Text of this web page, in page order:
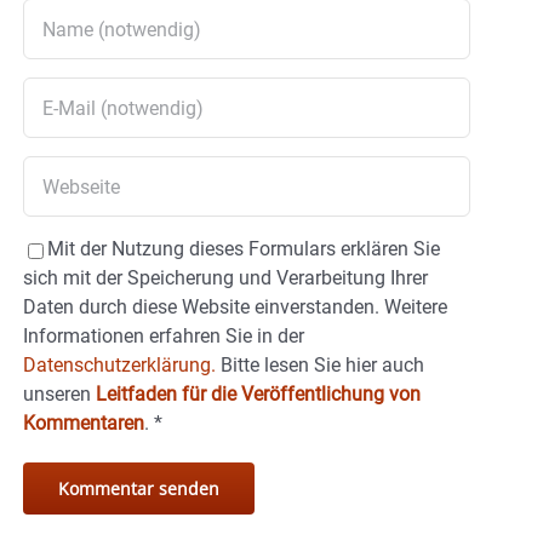
Mit der Nutzung dieses Formulars erklären Sie
sich mit der Speicherung und Verarbeitung Ihrer
Daten durch diese Website einverstanden. Weitere
Informationen erfahren Sie in der
Datenschutzerklärung. Bitte lesen Sie hier auch
unseren Leitfaden für die Veröffentlichung von
Kommentaren. *